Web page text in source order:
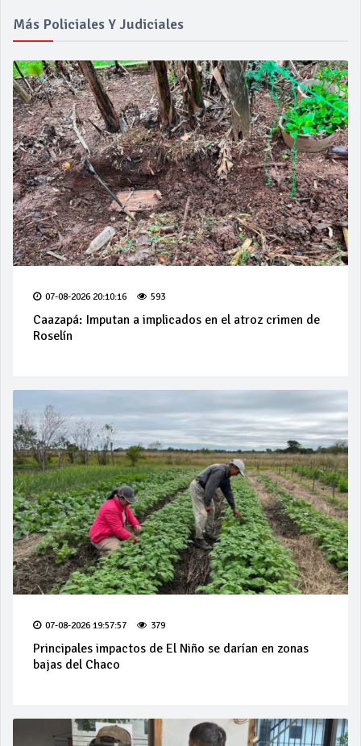
Más Policiales Y Judiciales
07-08-2026 20:10:16 593
Caazapá: Imputan a implicados en el atroz crimen de
Roselín
07-08-2026 19:57:57 379
Principales impactos de El Niño se darían en zonas
bajas del Chaco